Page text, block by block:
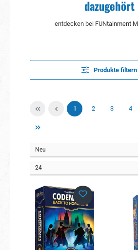
dazugehört
entdecken bei FUNtainment
Produkte filtern
Seite
1 Seite
2 Seite
3 Seite
4